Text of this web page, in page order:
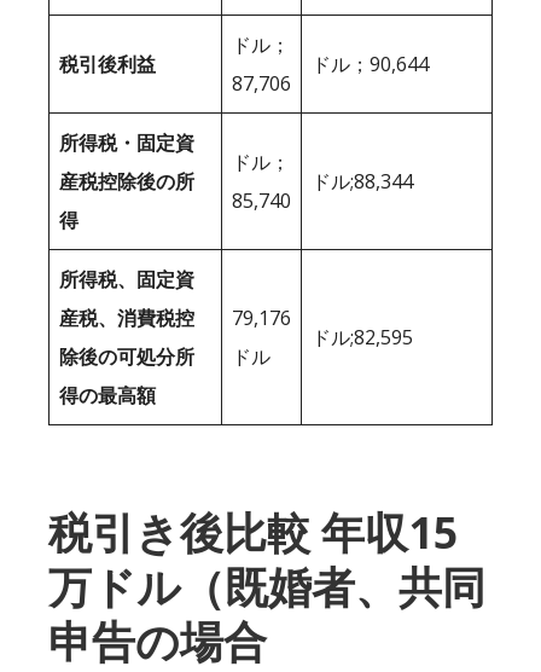
税引後利益
ドル；
87,706
ドル；90,644
所得税・固定資
産税控除後の所
得
ドル；
85,740
ドル;88,344
所得税、固定資
産税、消費税控
除後の可処分所
得の最高額
79,176
ドル
ドル;82,595
税引き後比較 年収15
万ドル（既婚者、共同
申告の場合